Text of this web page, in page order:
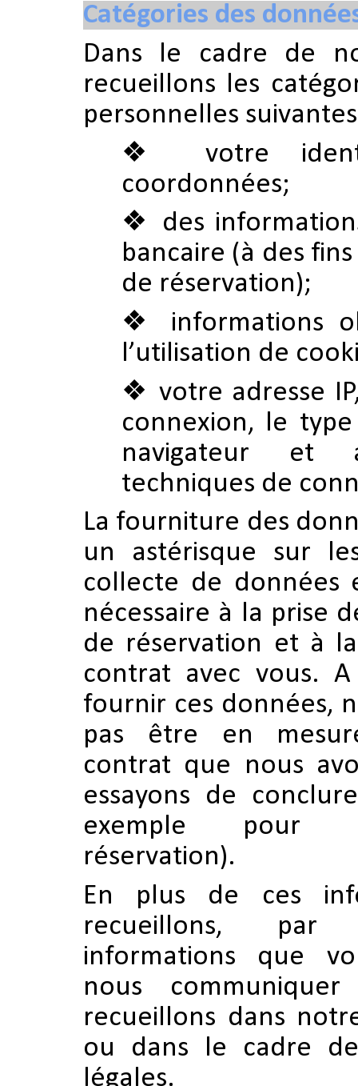
Catégories des
Dans le cadre de
recueillons les
personnelles
votre
coordonnées;
des
bancaire (à des
de réservation);
informations
l’utilisation de
votre adresse
connexion, le
navigateur et
techniques de
La fourniture des
un astérisque sur
collecte de données
nécessaire à la prise
de réservation et à
contrat avec vous.
fournir ces données,
pas être en
contrat que nous
essayons de
exemple pour
réservation).
En plus de ces
recueillons, par
informations que
nous
recueillons dans
ou dans le cadre
légales.